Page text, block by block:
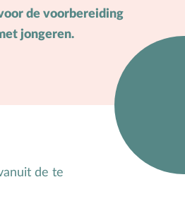
de voorbereiding
jongeren.
de te